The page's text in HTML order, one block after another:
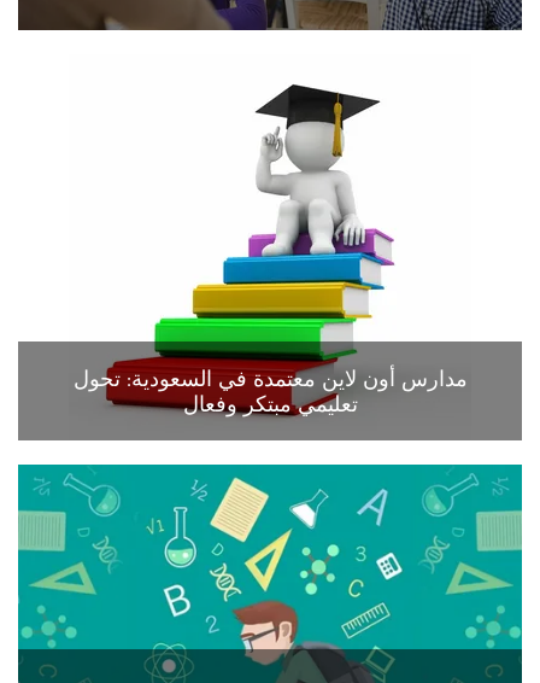
مدارس أون لاين معتمدة في السعودية: تحول
تعليمي مبتكر وفعال